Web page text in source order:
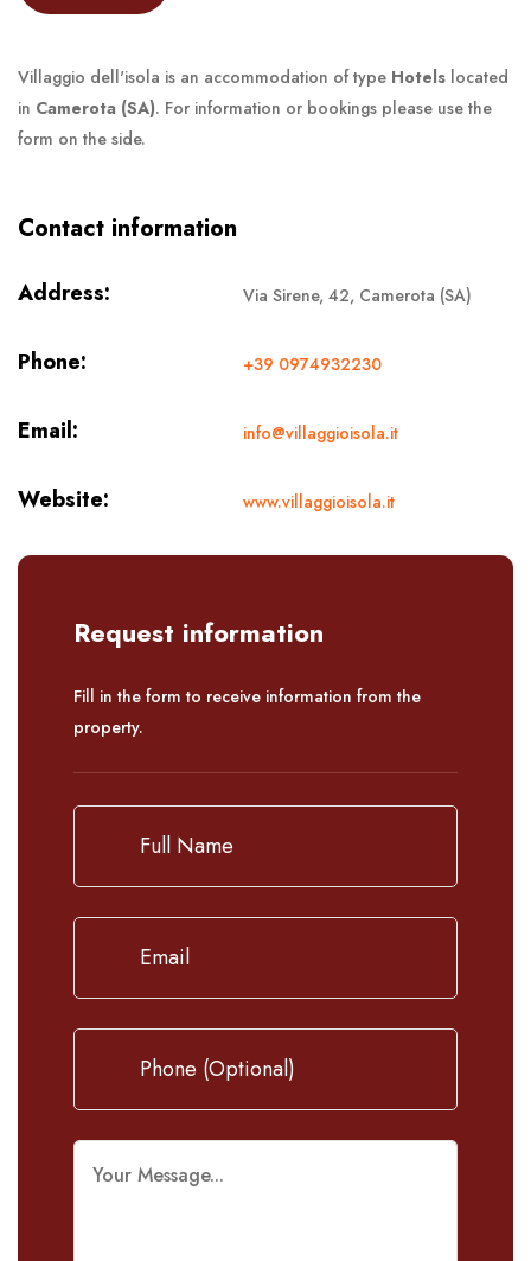
Villaggio dell'isola is an accommodation of type Hotels located
in Camerota (SA). For information or bookings please use the
form on the side.
Contact information
Address: Via Sirene, 42, Camerota (SA)
Phone: +39 0974932230
Email: info@villaggioisola.it
Website: www.villaggioisola.it
Request information
Fill in the form to receive information from the
property.